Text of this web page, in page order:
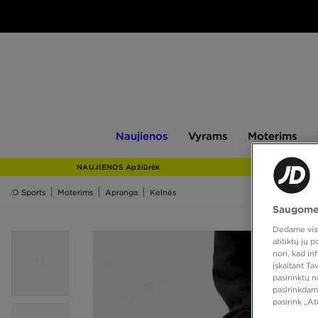
Naujienos Vyrams Moterims
NAUJIENOS Apžiūrėk
JD Sports Moterims Apranga Kelnės
Dedame
atitiktų jų
nori, kad
įskaitant
pasirinktų
pasirink